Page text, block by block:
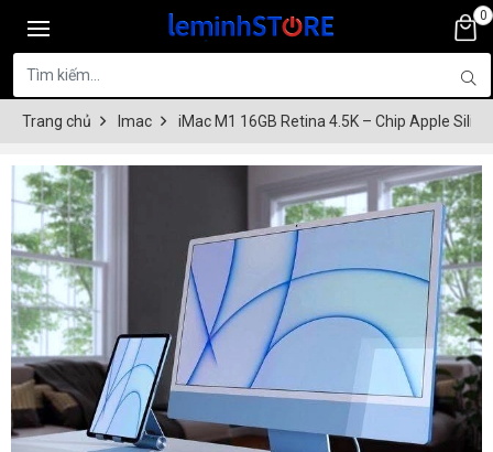
0
Trang chủ Imac iMac M1 16GB Retina 4.5K – Chip Apple